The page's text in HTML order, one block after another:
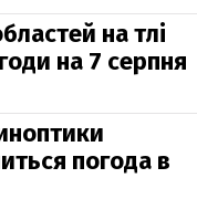
на тлі
на 7 серпня
погода в